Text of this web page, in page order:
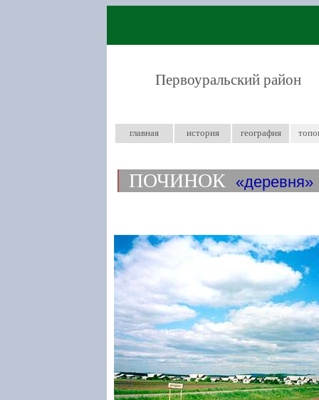
Первоуральский район
главная история география
ПОЧИНОК деревня